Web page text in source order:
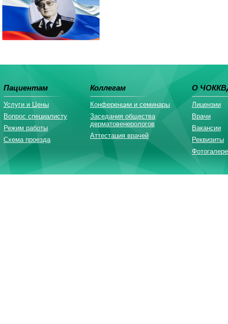
Пациентам
Услуги и Цены
Вопрос специалисту
Режим работы
Схема проезда
Коллегам
Конференции и семинары
Заседания общества
дерматовенерологов
Аттестация врачей
О
Лицензии
Врачи
Вакансии
Реквизиты